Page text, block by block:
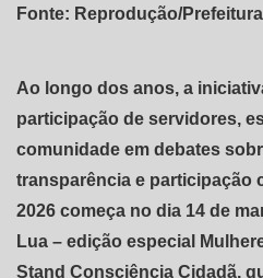
Fonte: Reprodução/
Ao longo dos anos, a
participação de servidores,
comunidade em debates
transparência e participação
2026 começa no dia 14 de
Lua – edição especial
Stand Consciência Cidadã,